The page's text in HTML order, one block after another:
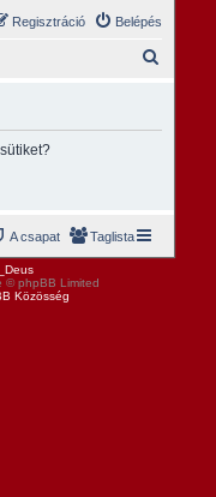
Belépés
Regisztráció
Taglista
A csapat
© phpBB Limited
Közösség